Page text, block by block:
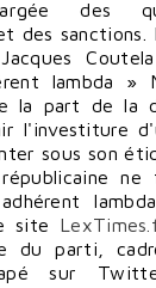
des
des sanctions.
lambda »
la part de la
l'investiture
sous son
ne
site
du parti,
sur